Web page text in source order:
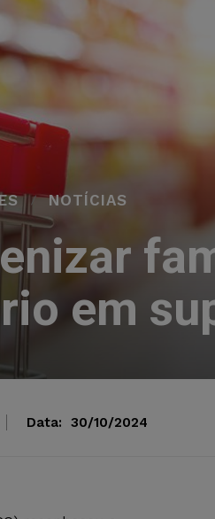
NOTÍCIAS
em
Data: 30/10/2024